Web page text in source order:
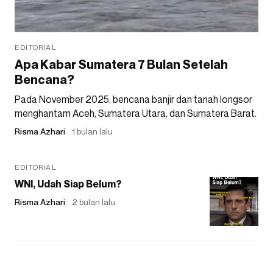
EDITORIAL
Apa Kabar Sumatera 7 Bulan Setelah
Bencana?
Pada November 2025, bencana banjir dan tanah longsor
menghantam Aceh, Sumatera Utara, dan Sumatera Barat.
Risma Azhari 1 bulan lalu
EDITORIAL
WNI, Udah Siap Belum?
Risma Azhari 2 bulan lalu